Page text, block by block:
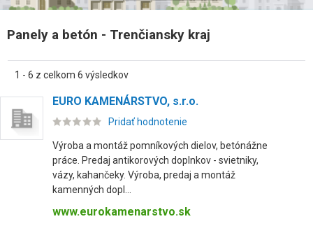
Panely a betón - Trenčiansky kraj
1 - 6 z celkom 6 výsledkov
EURO KAMENÁRSTVO, s.r.o.
Pridať hodnotenie
Výroba a montáž pomníkových dielov, betónážne
práce. Predaj antikorových doplnkov - svietniky,
vázy, kahančeky. Výroba, predaj a montáž
kamenných dopl...
www.eurokamenarstvo.sk